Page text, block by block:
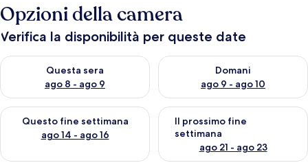
Opzioni della camera
Verifica la disponibilità per queste date
Questa sera
ago 8 - ago 9
Verifica la disponibilità per questa sera, ago 8 - ago 9
Domani
ago 9 - ago 10
Verifica la disponibilità per
Questo fine settimana
ago 14 - ago 16
Verifica la disponibilità per questo fine settimana, ago 14 -
Il prossimo fine
settimana
ago 21 - ago 23
Verifica la disponibilità per il